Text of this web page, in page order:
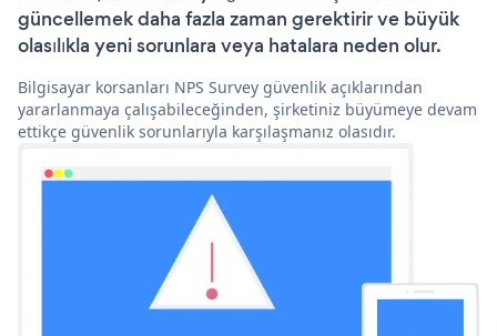
güncellemek daha fazla zaman gerektirir ve büyük
olasılıkla yeni sorunlara veya hatalara neden olur.
Bilgisayar korsanları NPS Survey güvenlik açıklarından
yararlanmaya çalışabileceğinden, şirketiniz büyümeye devam
ettikçe güvenlik sorunlarıyla karşılaşmanız olasıdır.